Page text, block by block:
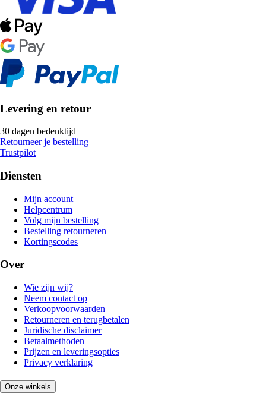
Levering en retour
30 dagen bedenktijd
Retourneer je bestelling
Trustpilot
Diensten
Mijn account
Helpcentrum
Volg mijn bestelling
Bestelling retourneren
Kortingscodes
Over
Wie zijn wij?
Neem contact op
Verkoopvoorwaarden
Retourneren en terugbetalen
Juridische disclaimer
Betaalmethoden
Prijzen en leveringsopties
Privacy verklaring
Onze winkels